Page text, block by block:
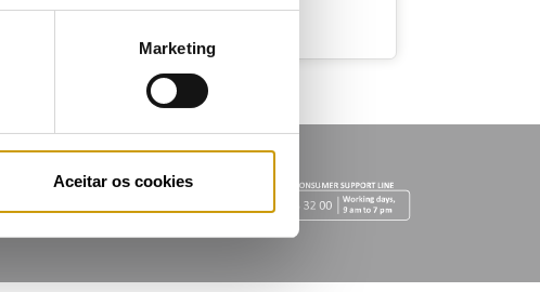
Marketing
Aceitar os cookies